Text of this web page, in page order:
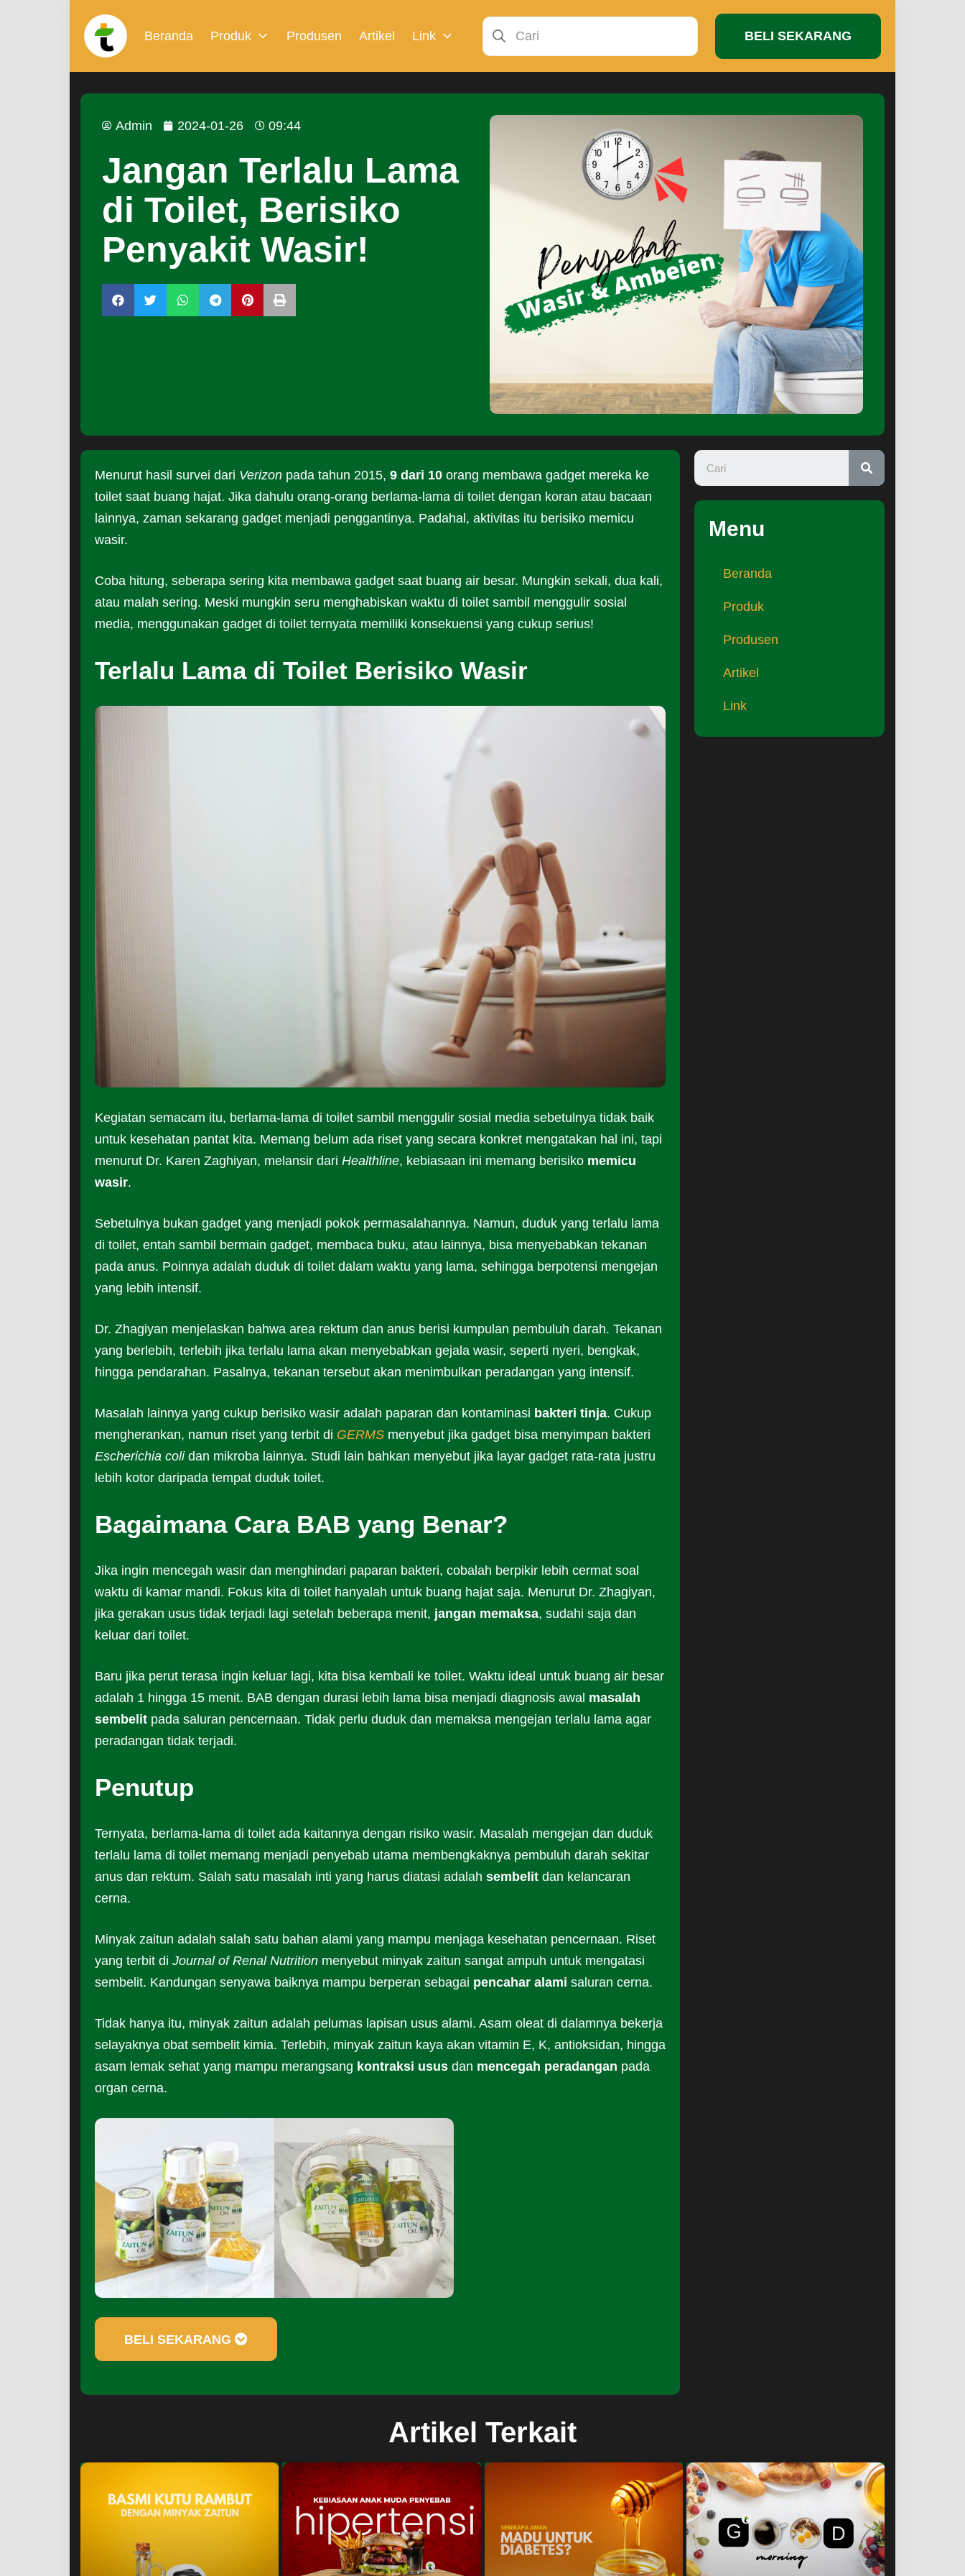
Beranda Produk Produsen Artikel Link BELI SEKARANG
Admin 2024-01-26 09:44
Jangan Terlalu Lama
di Toilet, Berisiko
Penyakit Wasir!
Menurut hasil survei dari Verizon pada tahun 2015, 9 dari 10 orang membawa gadget mereka ke
toilet saat buang hajat. Jika dahulu orang-orang berlama-lama di toilet dengan koran atau bacaan
lainnya, zaman sekarang gadget menjadi penggantinya. Padahal, aktivitas itu berisiko memicu
wasir.
Coba hitung, seberapa sering kita membawa gadget saat buang air besar. Mungkin sekali, dua kali,
atau malah sering. Meski mungkin seru menghabiskan waktu di toilet sambil menggulir sosial
media, menggunakan gadget di toilet ternyata memiliki konsekuensi yang cukup serius!
Terlalu Lama di Toilet Berisiko Wasir
Kegiatan semacam itu, berlama-lama di toilet sambil menggulir sosial media sebetulnya tidak baik
untuk kesehatan pantat kita. Memang belum ada riset yang secara konkret mengatakan hal ini, tapi
menurut Dr. Karen Zaghiyan, melansir dari Healthline, kebiasaan ini memang berisiko memicu
wasir.
Sebetulnya bukan gadget yang menjadi pokok permasalahannya. Namun, duduk yang terlalu lama
di toilet, entah sambil bermain gadget, membaca buku, atau lainnya, bisa menyebabkan tekanan
pada anus. Poinnya adalah duduk di toilet dalam waktu yang lama, sehingga berpotensi mengejan
yang lebih intensif.
Dr. Zhagiyan menjelaskan bahwa area rektum dan anus berisi kumpulan pembuluh darah. Tekanan
yang berlebih, terlebih jika terlalu lama akan menyebabkan gejala wasir, seperti nyeri, bengkak,
hingga pendarahan. Pasalnya, tekanan tersebut akan menimbulkan peradangan yang intensif.
Masalah lainnya yang cukup berisiko wasir adalah paparan dan kontaminasi bakteri tinja. Cukup
mengherankan, namun riset yang terbit di GERMS menyebut jika gadget bisa menyimpan bakteri
Escherichia colidan mikroba lainnya. Studi lain bahkan menyebut jika layar gadget rata-rata justru
lebih kotor daripada tempat duduk toilet.
Bagaimana Cara BAB yang Benar?
Jika ingin mencegah wasir dan menghindari paparan bakteri, cobalah berpikir lebih cermat soal
waktu di kamar mandi. Fokus kita di toilet hanyalah untuk buang hajat saja. Menurut Dr. Zhagiyan,
jika gerakan usus tidak terjadi lagi setelah beberapa menit, jangan memaksa, sudahi saja dan
keluar dari toilet.
Baru jika perut terasa ingin keluar lagi, kita bisa kembali ke toilet. Waktu ideal untuk buang air besar
adalah 1 hingga 15 menit. BAB dengan durasi lebih lama bisa menjadi diagnosis awal masalah
sembelit pada saluran pencernaan. Tidak perlu duduk dan memaksa mengejan terlalu lama agar
peradangan tidak terjadi.
Penutup
Ternyata, berlama-lama di toilet ada kaitannya dengan risiko wasir. Masalah mengejan dan duduk
terlalu lama di toilet memang menjadi penyebab utama membengkaknya pembuluh darah sekitar
anus dan rektum. Salah satu masalah inti yang harus diatasi adalah sembelit dan kelancaran
cerna.
Minyak zaitun adalah salah satu bahan alami yang mampu menjaga kesehatan pencernaan. Riset
yang terbit di Journal of Renal Nutrition menyebut minyak zaitun sangat ampuh untuk mengatasi
sembelit. Kandungan senyawa baiknya mampu berperan sebagai pencahar alami saluran cerna.
Tidak hanya itu, minyak zaitun adalah pelumas lapisan usus alami. Asam oleat di dalamnya bekerja
selayaknya obat sembelit kimia. Terlebih, minyak zaitun kaya akan vitamin E, K, antioksidan, hingga
asam lemak sehat yang mampu merangsang kontraksi usus dan mencegah peradangan pada
organ cerna.
BELI SEKARANG
Menu
Beranda
Produk
Produsen
Artikel
Link
Artikel Terkait